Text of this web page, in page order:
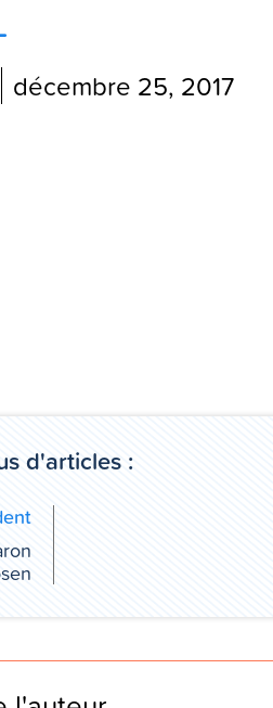
Blog
décembre 25, 2017
d'articles :